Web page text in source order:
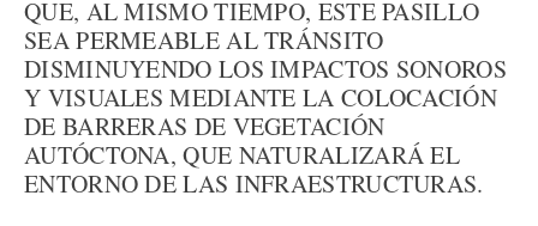
QUE, AL MISMO TIEMPO, ESTE PASILLO
SEA PERMEABLE AL TRÁNSITO
DISMINUYENDO LOS IMPACTOS SONOROS
Y VISUALES MEDIANTE LA COLOCACIÓN
DE BARRERAS DE VEGETACIÓN
AUTÓCTONA, QUE NATURALIZARÁ EL
ENTORNO DE LAS INFRAESTRUCTURAS.